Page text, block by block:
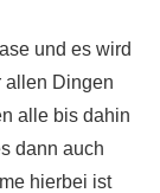
und es wird
allen Dingen
alle bis dahin
dann auch
hierbei ist